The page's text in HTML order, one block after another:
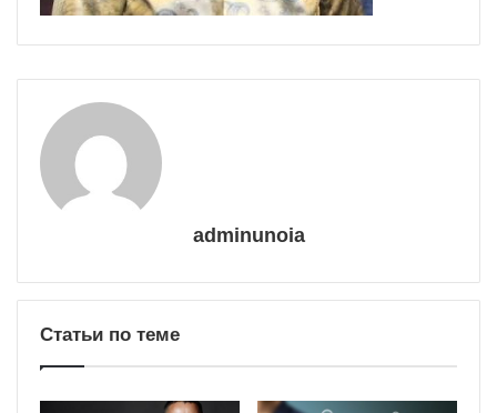
adminunoia
Статьи по теме